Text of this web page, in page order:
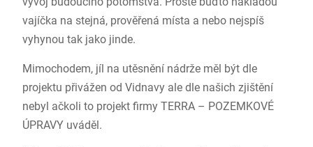
vajíčka na stejná, prověřená místa a nebo nejspíš
vyhynou tak jako jinde.
Mimochodem, jíl na utěsnění nádrže měl být dle
projektu přivážen od Vidnavy ale dle našich zjištění
nebyl ačkoli to projekt firmy TERRA – POZEMKOVÉ
ÚPRAVY uváděl.